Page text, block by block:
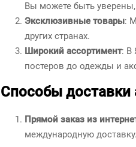
Вы можете быть
Эксклюзивные товары:
других странах.
Широкий ассортимент: В
постеров до одежды и
Способы доставки
Прямой заказ из
международную